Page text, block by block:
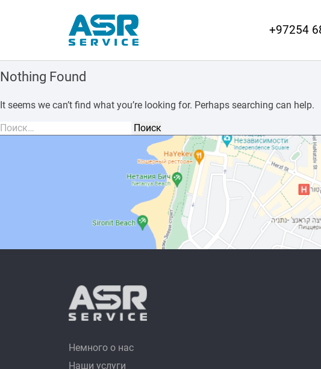
+97254
Nothing Found
It seems we can’t find what you’re looking for. Perhaps searching can help.
Найти:
Немного о нас
Наши услуги